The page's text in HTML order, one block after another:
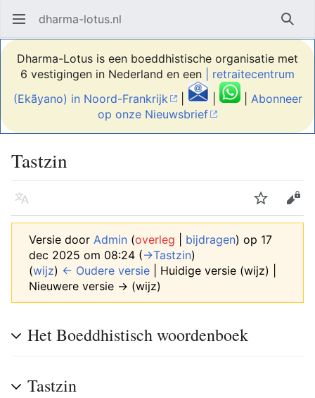
Hoofdmenu openen dharma-lotus.nl
Dharma-Lotus is een boeddhistische organisatie met
6 vestigingen in Nederland en een
| retraitecentrum
(Ekãyano) in Noord-Frankrijk
| | Abonneer
op onze Nieuwsbrief
Tastzin
Taal Volgen Bewerken
Versie door Admin (overleg bijdragen) op 17
dec 2025 om 08:24 (→‎Tastzin)
(wijz) ← Oudere versie | Huidige versie (wijz) |
Nieuwere versie → (wijz)
Het Boeddhistisch woordenboek
Tastzin